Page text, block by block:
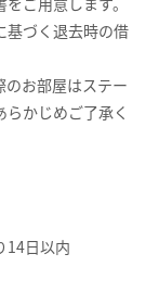
づく退去時の借
お部屋はステー
かじめご了承く
14日以内